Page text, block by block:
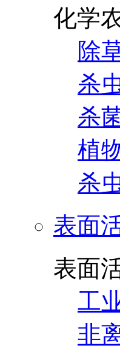
化学
除
杀
杀
植
杀
表面
表面
工
非